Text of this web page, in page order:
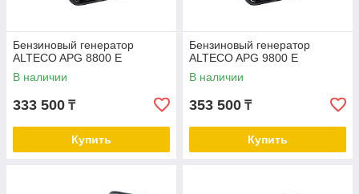
Бензиновый генератор
ALTECO APG 8800 E
В наличии
333 500 ₸
Купить
Бензиновый генератор
ALTECO APG 9800 E
В наличии
353 500 ₸
Купить